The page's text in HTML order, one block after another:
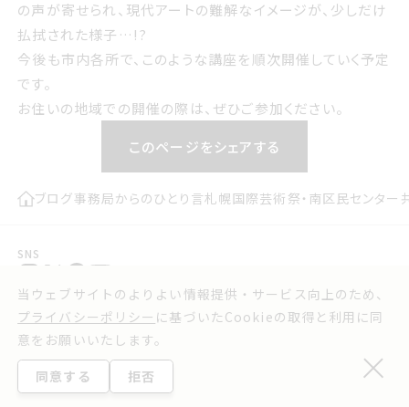
当ウェブサイトのよりよい情報提供・サービス向上のため、
プライバシーポリシー に基づいたCookieの取得と利用に同
意をお願いいたします。
同意する 拒否
の声が寄せられ、現代アートの難解なイメージが、少しだけ
払拭された様子…!?
今後も市内各所で、このような講座を順次開催していく予定
です。
お住いの地域での開催の際は、ぜひご参加ください。
このページをシェアする
ブログ事務局からのひとり言札幌国際芸術祭・南区民センター
SNS
プレスリリース
実行委員会よりお知らせ
ウェブアクセシビリティ方針
プライバシーポリシー
お問い合わせ
利用規約
©2025 Sapporo International Art Festival.